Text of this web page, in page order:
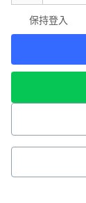
保持登入